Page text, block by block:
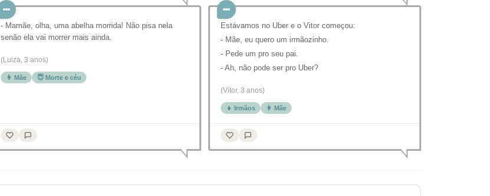
- Mamãe, olha, uma abelha morrida! Não pisa nela
senão ela vai morrer mais ainda.
(Luiza, 3 anos)
👩 Mãe 😇 Morte e céu
Estávamos no Uber e o Vitor começou:
- Mãe, eu quero um irmãozinho.
- Pede um pro seu pai.
- Ah, não pode ser pro Uber?
(Vitor, 3 anos)
👧 Irmãos 👩 Mãe